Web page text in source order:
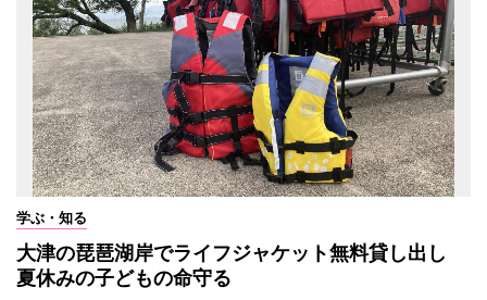
学ぶ・知る
大津の琵琶湖岸でライフジャケット無料貸し出し
夏休みの子どもの命守る